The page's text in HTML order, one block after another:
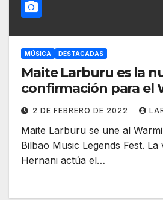
MÚSICA DESTACADAS
Maite Larburu es la
confirmación para el
2 DE FEBRERO DE 2022
Maite Larburu se une al
Bilbao Music Legends Fest. La
Hernani actúa el…